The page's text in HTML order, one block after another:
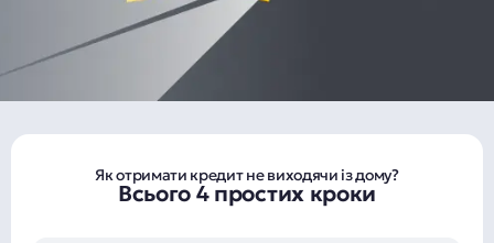
Як отримати кредит не виходячи із дому?
Всього 4 простих кроки